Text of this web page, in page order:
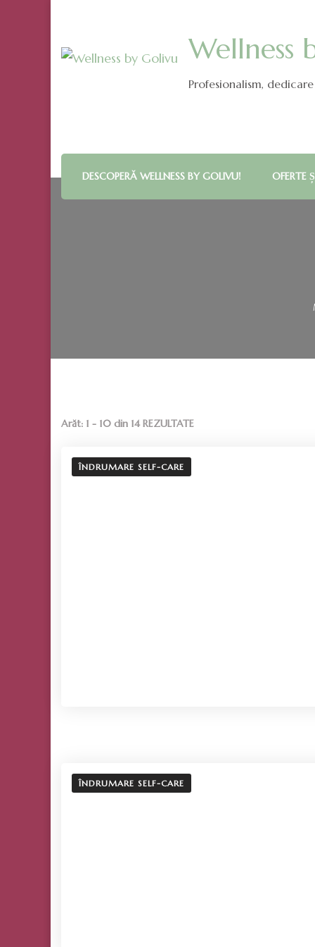
Wellness
Profesionalism,
DESCOPERĂ WELLNESS BY GOLIVU! OFERTE
Arăt: 1 - 10 din 14 REZULTATE
ÎNDRUMARE SELF-CARE
ÎNDRUMARE SELF-CARE